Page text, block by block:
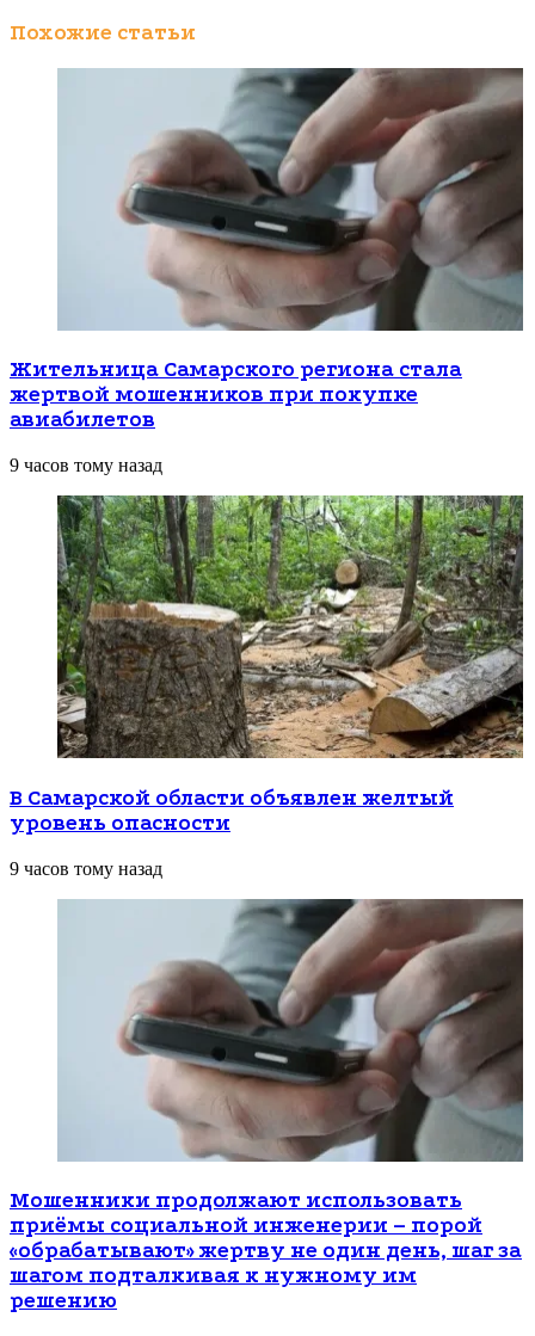
Похожие статьи
Жительница Самарского региона стала
жертвой мошенников при покупке
авиабилетов
9 часов тому назад
В Самарской области объявлен желтый
уровень опасности
9 часов тому назад
Мошенники продолжают использовать
приёмы социальной инженерии – порой
«обрабатывают» жертву не один день, шаг за
шагом подталкивая к нужному им
решению